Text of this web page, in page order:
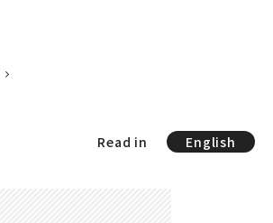
Read in English